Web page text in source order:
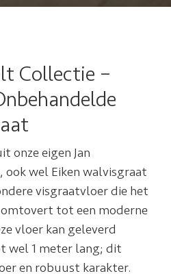
Collectie –
onze eigen Jan
wel Eiken walvisgraat
visgraatvloer die het
tot een moderne
vloer kan geleverd
wel 1 meter lang; dit
en robuust karakter.